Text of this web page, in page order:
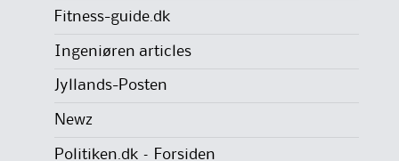
Fitness-guide.dk
Ingeniøren articles
Jyllands-Posten
Newz
Politiken.dk – Forsiden